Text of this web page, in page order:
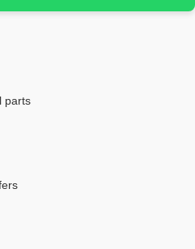
UNF ORFS
parts